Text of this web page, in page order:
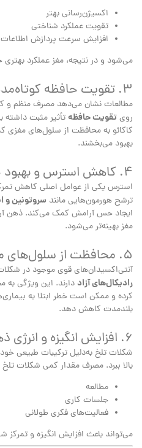
اکسیژن‌رسانی بهتر
تقویت عملکرد شناختی
افزایش سرعت پردازش اطلاعات
می‌شود و در نتیجه، مغز عملکرد
۳. تقویت حافظه کوتاه‌مدت و بلندمدت
مطالعات نشان می‌دهد مصرف منظم و
رویتقویت حافظهتأثیر مثبت داشته
کاکائو به محافظت از سلول‌های مغزی
بهبود می‌بخشند.
۴. کاهش استرس و بهبود خلق‌وخو
استرس یکی از عوامل اصلی کاهش
ترشح هورمون‌هایی مانند سروتونین و
ایجاد حس آرامش کمک می‌کند. ذهن
مغز بهینه‌تر می‌شود.
۵. محافظت از سلول‌های مغزی در برابر پیری
آنتی‌اکسیدان‌های قوی موجود در
رادیکال‌های آزاددارند. این ویژگی
کرده و ممکن است خطر ابتلا به
بلندمدت کاهش دهد.
۶. افزایش انگیزه و انرژی ذهنی
شکلات تلخ به‌دلیل ترکیبات طبیعی
بالا ببرد. مصرف مقدار کمی شکلات تلخ
مطالعه
جلسات کاری
فعالیت‌های فکری طولانی
می‌تواند باعث افزایش انگیزه و تمرکز